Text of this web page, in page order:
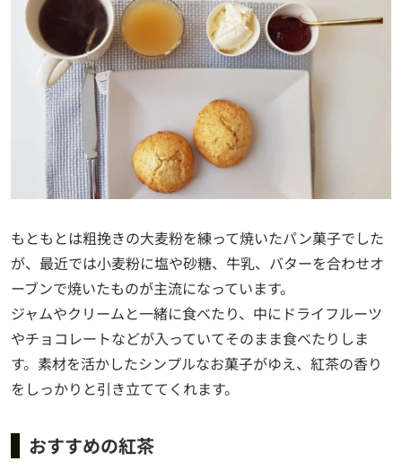
もともとは粗挽きの大麦粉を練って焼いたパン菓子でした
が、最近では小麦粉に塩や砂糖、牛乳、バターを合わせオ
ーブンで焼いたものが主流になっています。
ジャムやクリームと一緒に食べたり、中にドライフルーツ
やチョコレートなどが入っていてそのまま食べたりしま
す。素材を活かしたシンプルなお菓子がゆえ、紅茶の香り
をしっかりと引き立ててくれます。
おすすめの紅茶